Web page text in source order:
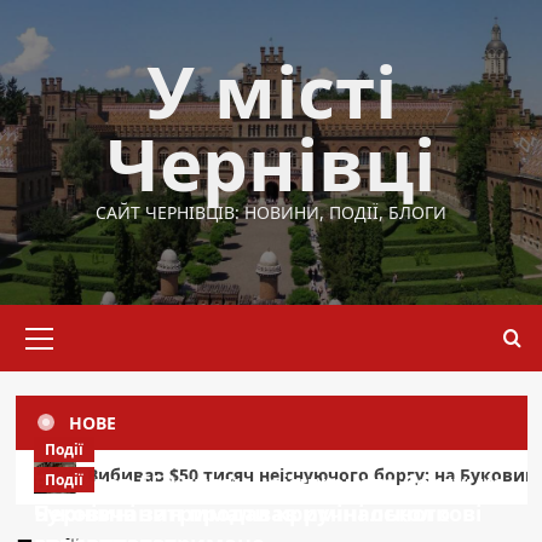
до
вмісту
У місті
Чернівці
САЙТ ЧЕРНІВЦІВ: НОВИНИ, ПОДІЇ, БЛОГИ
меню
НОВЕ
неіснуючого боргу: на Буковині затримали
Події
Вибивав $50 тисяч неіснуючого боргу: на
Події